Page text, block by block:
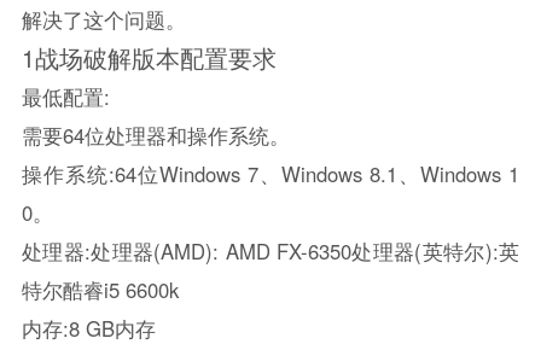
解决了这个问题。
1战场破解版本配置要求
最低配置:
需要64位处理器和操作系统。
操作系统:64位Windows 7、Windows 8.1、Windows 1
0。
处理器:处理器(AMD): AMD FX-6350处理器(英特尔):英
特尔酷睿i5 6600k
内存:8 GB内存